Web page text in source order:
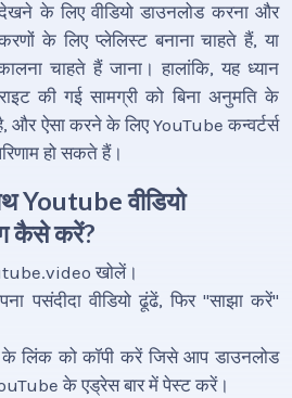
के लिए वीडियो डाउनलोड करना और
के लिए प्लेलिस्ट बनाना चाहते हैं, या
चाहते हैं जाना। हालांकि, यह ध्यान
की गई सामग्री को बिना अनुमति के
और ऐसा करने के लिए YouTube कन्वर्टर्स
हो सकते हैं।
Youtube वीडियो
कैसे करें?
खोलें।
पसंदीदा वीडियो ढूंढें, फिर "साझा करें"
के लिंक को कॉपी करें जिसे आप डाउनलोड
के एड्रेस बार में पेस्ट करें।